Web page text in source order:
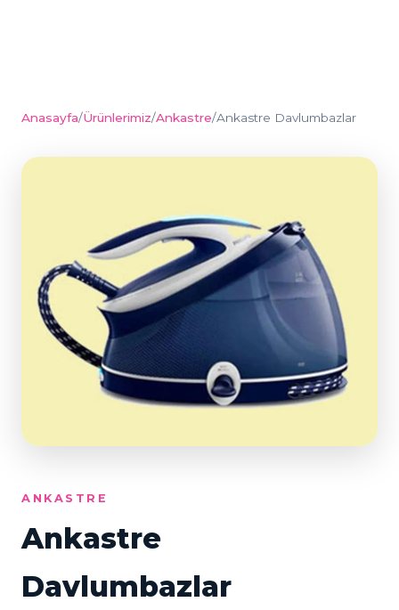
Anasayfa/Ürünlerimiz/Ankastre/Ankastre Davlumbazlar
ANKASTRE
Ankastre
Davlumbazlar